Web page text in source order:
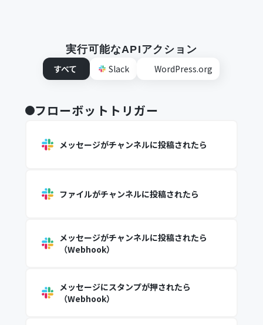
実行可能なAPIアクション
すべて
Slack WordPress.org
フローボットトリガー
メッセージがチャンネルに投稿されたら
ファイルがチャンネルに投稿されたら
メッセージがチャンネルに投稿されたら
（Webhook）
メッセージにスタンプが押されたら
（Webhook）